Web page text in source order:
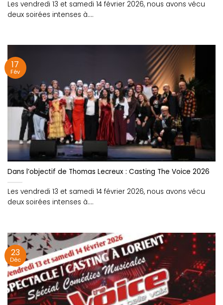
Les vendredi 13 et samedi 14 février 2026, nous avons vécu
deux soirées intenses à....
Dans l’objectif de Thomas Lecreux : Casting The Voice 2026
Les vendredi 13 et samedi 14 février 2026, nous avons vécu
deux soirées intenses à....
17
Fév
23
Déc